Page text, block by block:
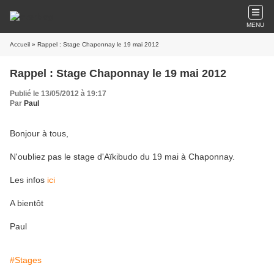
MENU
Accueil » Rappel : Stage Chaponnay le 19 mai 2012
Rappel : Stage Chaponnay le 19 mai 2012
Publié le 13/05/2012 à 19:17
Par Paul
Bonjour à tous,
N'oubliez pas le stage d'Aïkibudo du 19 mai à Chaponnay.
Les infos ici
A bientôt
Paul
#Stages